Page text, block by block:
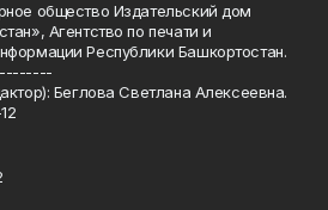
общество Издательский дом
Агентство по печати и
Республики Башкортостан.
Беглова Светлана Алексеевна.